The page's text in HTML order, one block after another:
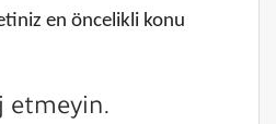
en öncelikli konu
etmeyin.